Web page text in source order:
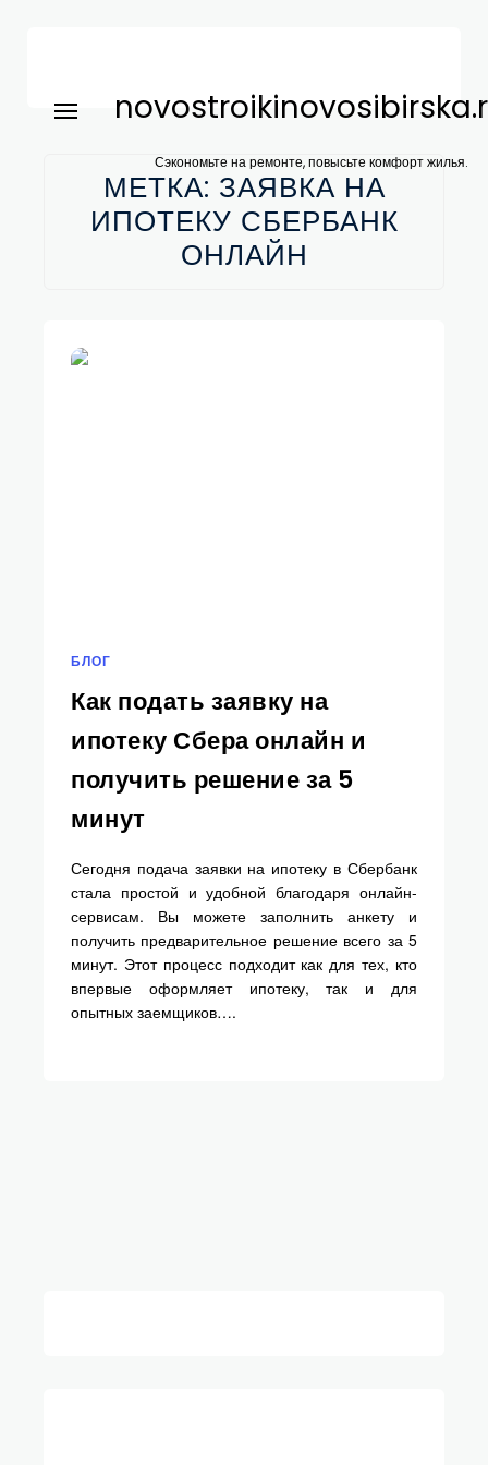
Сэкономьте на ремонте, повысьте комфорт жилья.
МЕТКА: ЗАЯВКА НА
ИПОТЕКУ СБЕРБАНК
ОНЛАЙН
БЛОГ
Как подать заявку на
ипотеку Сбера онлайн и
получить решение за 5
минут
Сегодня подача заявки на ипотеку в Сбербанк
стала простой и удобной благодаря онлайн-
сервисам. Вы можете заполнить анкету и
получить предварительное решение всего за 5
минут. Этот процесс подходит как для тех, кто
впервые оформляет ипотеку, так и для
опытных заемщиков….